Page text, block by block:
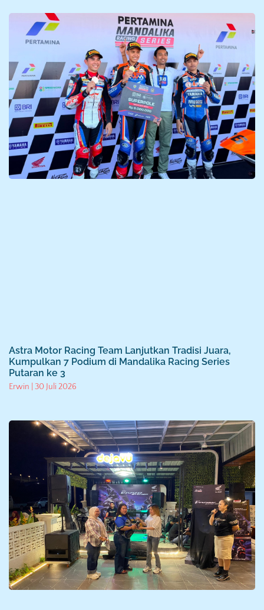
Astra Motor Racing Team Lanjutkan Tradisi Juara,
Kumpulkan 7 Podium di Mandalika Racing Series
Putaran ke 3
Erwin 30 Juli 2026